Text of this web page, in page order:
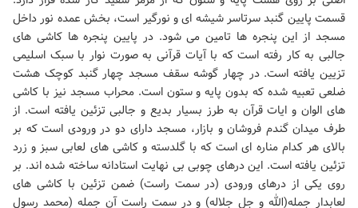
قسمت پایین گنبد سرتاسر شیشه ای و نورگیر است، بخش عمده نور داخل
مسجد از این ‌پنجره ها تامین می شود. در پایین پنجره ها کاشی های
جالبی به کار رفته است که با آیات قرآنی به صورت نوار با سبک اسلیمی
‌تزیین یافته است. در چهار گوشه سقف مسجد چهار گنبد کوچک هشت
ضلعی تعبیه شده که بدون پایه و ستون است. محراب ‌مسجد نیز با کاشی
های الوان و ایات قرآن به طرز بسیار بدیع و جالبی تزئین یافته است. از
طرف میدان گندم فروشان و بازار، ‌مسجد دارای دو در ورودی است که بر
بالای هر کدام مناره ای است که با گلدسته و کاشی های لعابی سبز و زرد
تزئین یافته ‌است. این درهای چوبی بی نهایت استادانه ساخته شده اند. بر
روی یکی از درهای ورودی (در سمت راست) ضمن تزئین با ‌کاشی های
لعابدار جمله(الله و جل جلاله) و در سمت راست آن جمله (محمد رسول